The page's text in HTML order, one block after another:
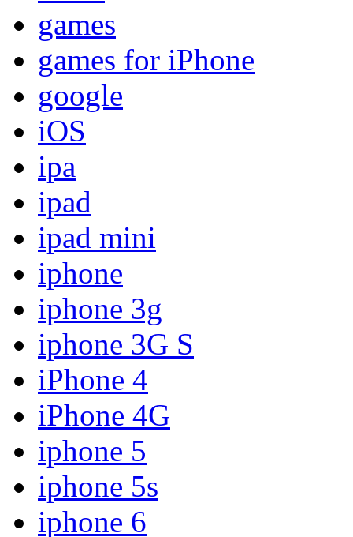
games
games for iPhone
google
iOS
ipa
ipad
ipad mini
iphone
iphone 3g
iphone 3G S
iPhone 4
iPhone 4G
iphone 5
iphone 5s
iphone 6